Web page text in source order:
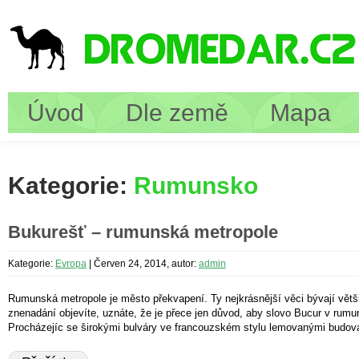
Úvod Dle země Mapa
Kategorie: Rumunsko
Bukurešť – rumunská metropole
Kategorie: Evropa Červen 24, 2014, autor: admin
Rumunská metropole je město překvapení. Ty nejkrásnější věci bývají
znenadání objevíte, uznáte, že je přece jen důvod, aby slovo Bucur v
Procházejíc se širokými bulváry ve francouzském stylu lemovanými